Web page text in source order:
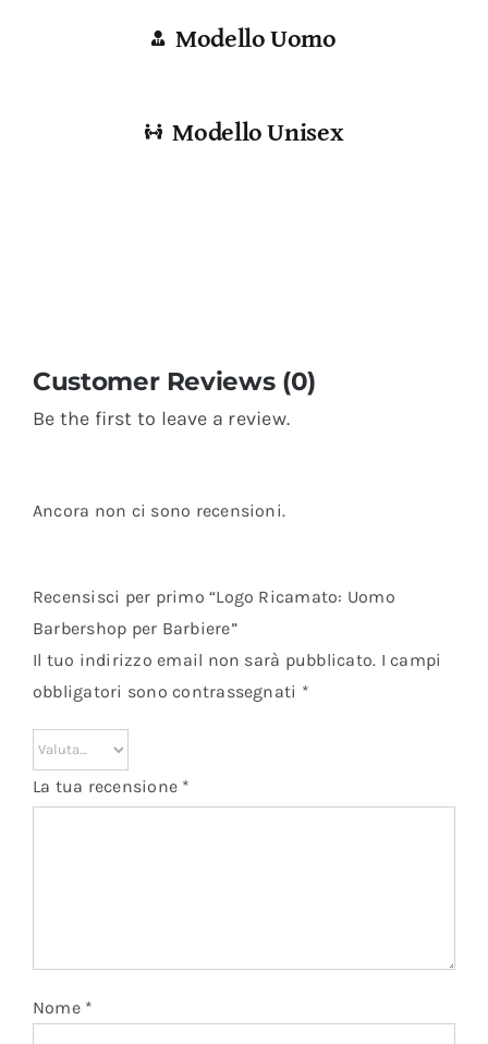
Modello Uomo
Modello Unisex
Customer Reviews (0)
Be the first to leave a review.
Ancora non ci sono recensioni.
Recensisci per primo “Logo Ricamato: Uomo
Barbershop per Barbiere”
Il tuo indirizzo email non sarà pubblicato. I campi
obbligatori sono contrassegnati *
La tua recensione *
Nome *